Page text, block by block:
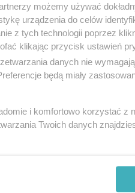
serwisu dokłada wszelkich
wynikającej z
ustawy o działalności leczniczej.
możemy używać
urządzenia do celów
z tych technologii poprzez
klikając przycisk ustawień
danych nie
będą miały
i komfortowo korzystać z
Twoich danych